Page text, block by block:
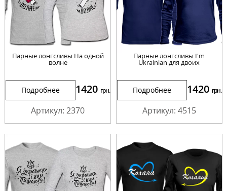
Парные лонгсливы На одной
волне
Подробнее 1420 грн.
Артикул: 2370
Парные лонгсливы I'm
Ukrainian для двоих
Подробнее 1420 грн.
Артикул: 4515